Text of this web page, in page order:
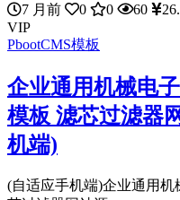
7 月前
0 0 60
VIP
PbootCMS模板
企业通用机械电
模板 滤芯过滤器
机端)
(自适应手机端)企业通用机